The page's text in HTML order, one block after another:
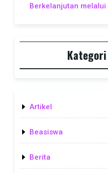
Berkelanjutan melalui
Artikel
Beasiswa
Berita